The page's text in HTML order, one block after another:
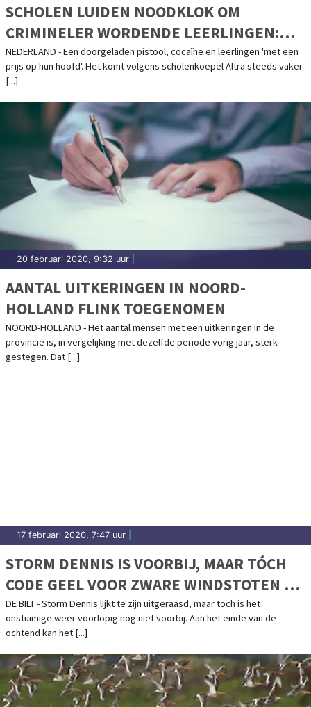
SCHOLEN LUIDEN NOODKLOK OM
CRIMINELER WORDENDE LEERLINGEN:
"PROBLEEM BESPREEKBAAR MAKEN"
NEDERLAND - Een doorgeladen pistool, cocaïne en leerlingen 'met een
prijs op hun hoofd'. Het komt volgens scholenkoepel Altra steeds vaker
[...]
20 februari 2020, 9:32 uur
AANTAL UITKERINGEN IN NOORD-
HOLLAND FLINK TOEGENOMEN
NOORD-HOLLAND - Het aantal mensen met een uitkeringen in de
provincie is, in vergelijking met dezelfde periode vorig jaar, sterk
gestegen. Dat [...]
17 februari 2020, 7:47 uur
STORM DENNIS IS VOORBIJ, MAAR TÓCH
CODE GEEL VOOR ZWARE WINDSTOTEN EN
ONWEER
DE BILT - Storm Dennis lijkt te zijn uitgeraasd, maar toch is het
onstuimige weer voorlopig nog niet voorbij. Aan het einde van de
ochtend kan het [...]